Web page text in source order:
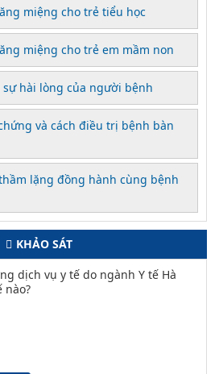
miệng cho trẻ tiểu học
miệng cho trẻ em mầm non
hài lòng của người bệnh
và cách điều trị bệnh bàn
lặng đồng hành cùng bệnh
KHẢO SÁT
dịch vụ y tế do ngành Y tế Hà
nào?